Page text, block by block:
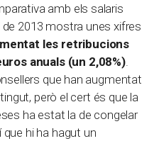
amb els salaris
2013 mostra unes xifres
les retribucions
anuals (un 2,08%).
que han augmentat
però el cert és que la
ha estat la de congelar
hi ha hagut un